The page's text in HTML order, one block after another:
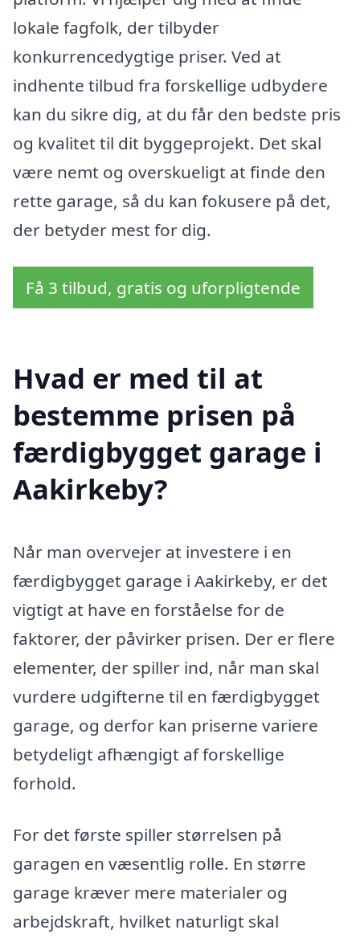
lokale fagfolk, der tilbyder
konkurrencedygtige priser. Ved at
indhente tilbud fra forskellige udbydere
kan du sikre dig, at du får den bedste pris
og kvalitet til dit byggeprojekt. Det skal
være nemt og overskueligt at finde den
rette garage, så du kan fokusere på det,
der betyder mest for dig.
Få 3 tilbud, gratis og uforpligtende
Hvad er med til at
bestemme prisen på
færdigbygget garage i
Aakirkeby?
Når man overvejer at investere i en
færdigbygget garage i Aakirkeby, er det
vigtigt at have en forståelse for de
faktorer, der påvirker prisen. Der er flere
elementer, der spiller ind, når man skal
vurdere udgifterne til en færdigbygget
garage, og derfor kan priserne variere
betydeligt afhængigt af forskellige
forhold.
For det første spiller størrelsen på
garagen en væsentlig rolle. En større
garage kræver mere materialer og
arbejdskraft, hvilket naturligt skal